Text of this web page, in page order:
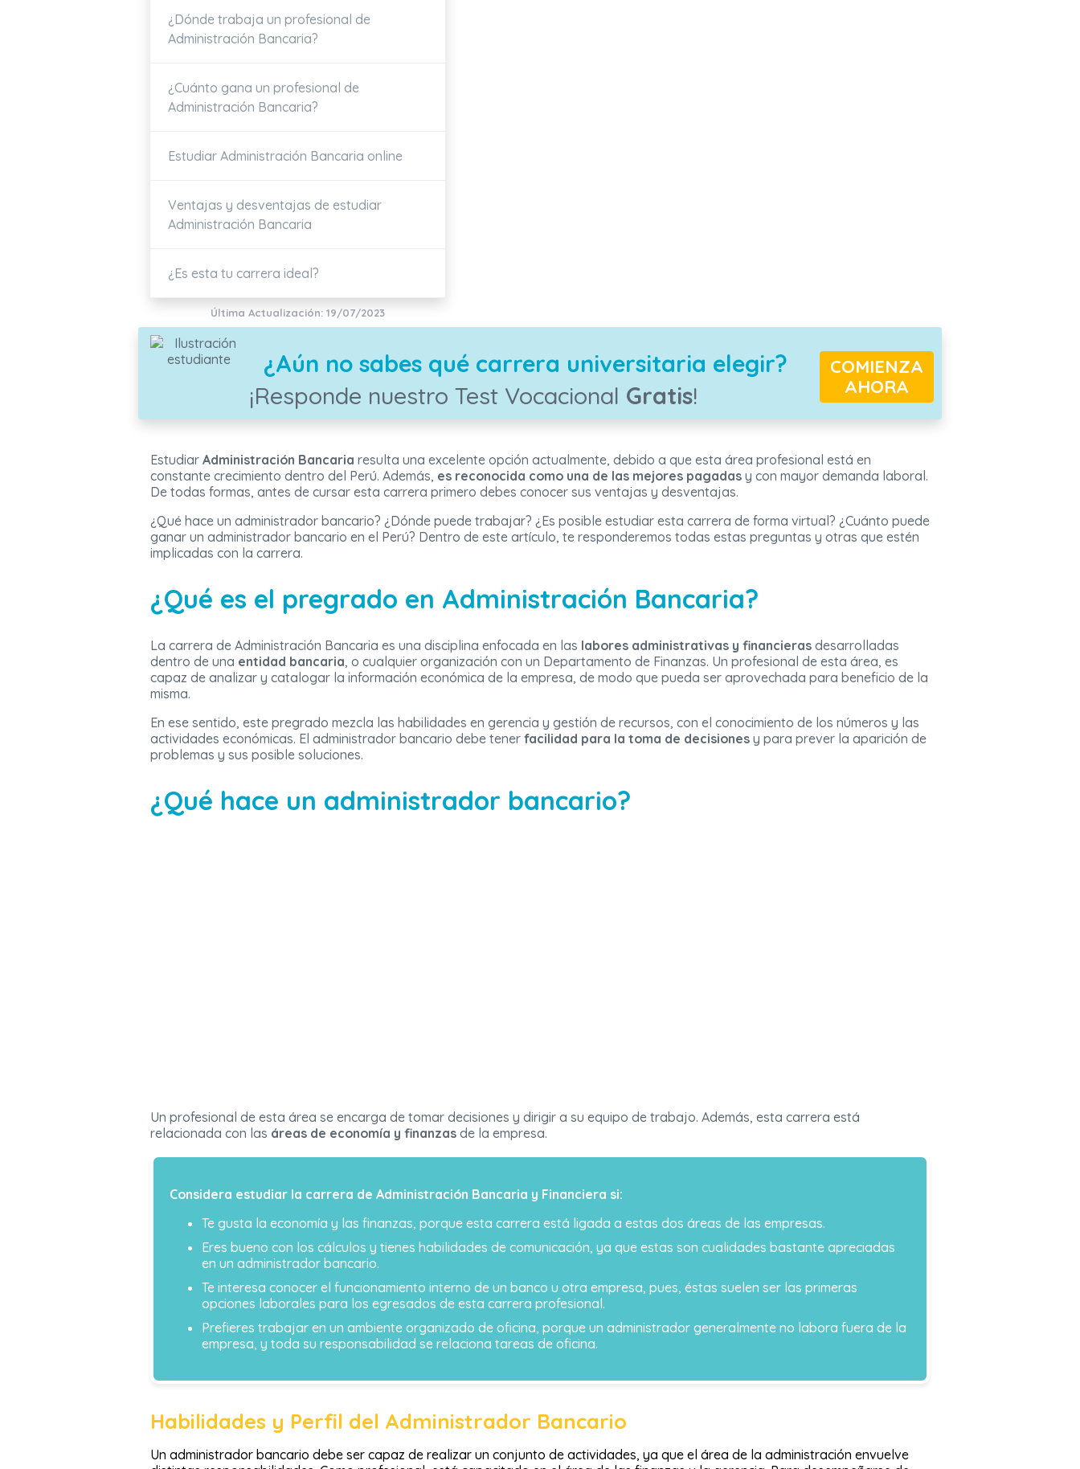
¿Dónde trabaja un profesional de
Administración Bancaria?
¿Cuánto gana un profesional de
Administración Bancaria?
Estudiar Administración Bancaria online
Ventajas y desventajas de estudiar
Administración Bancaria
¿Es esta tu carrera ideal?
Última Actualización: 19/07/2023
¿Aún no sabes qué carrera universitaria elegir?
¡Responde nuestro Test Vocacional Gratis!
COMIENZA
AHORA
Estudiar Administración Bancaria resulta una excelente opción actualmente, debido a que esta área profesional está en
constante crecimiento dentro del Perú. Además, es reconocida como una de las mejores pagadas y con mayor demanda laboral.
De todas formas, antes de cursar esta carrera primero debes conocer sus ventajas y desventajas.
¿Qué hace un administrador bancario? ¿Dónde puede trabajar? ¿Es posible estudiar esta carrera de forma virtual? ¿Cuánto puede
ganar un administrador bancario en el Perú? Dentro de este artículo, te responderemos todas estas preguntas y otras que estén
implicadas con la carrera.
¿Qué es el pregrado en Administración Bancaria?
La carrera de Administración Bancaria es una disciplina enfocada en las labores administrativas y financieras desarrolladas
dentro de una entidad bancaria, o cualquier organización con un Departamento de Finanzas. Un profesional de esta área, es
capaz de analizar y catalogar la información económica de la empresa, de modo que pueda ser aprovechada para beneficio de la
misma.
En ese sentido, este pregrado mezcla las habilidades en gerencia y gestión de recursos, con el conocimiento de los números y las
actividades económicas. El administrador bancario debe tener facilidad para la toma de decisiones y para prever la aparición de
problemas y sus posible soluciones.
¿Qué hace un administrador bancario?
Un profesional de esta área se encarga de tomar decisiones y dirigir a su equipo de trabajo. Además, esta carrera está
relacionada con las áreas de economía y finanzas de la empresa.
Considera estudiar la carrera de Administración Bancaria y Financiera si:
Te gusta la economía y las finanzas, porque esta carrera está ligada a estas dos áreas de las empresas.
Eres bueno con los cálculos y tienes habilidades de comunicación, ya que estas son cualidades bastante apreciadas
en un administrador bancario.
Te interesa conocer el funcionamiento interno de un banco u otra empresa, pues, éstas suelen ser las primeras
opciones laborales para los egresados de esta carrera profesional.
Prefieres trabajar en un ambiente organizado de oficina, porque un administrador generalmente no labora fuera de la
empresa, y toda su responsabilidad se relaciona tareas de oficina.
Habilidades y Perfil del Administrador Bancario
Un administrador bancario debe ser capaz de realizar un conjunto de actividades, ya que el área de la administración envuelve